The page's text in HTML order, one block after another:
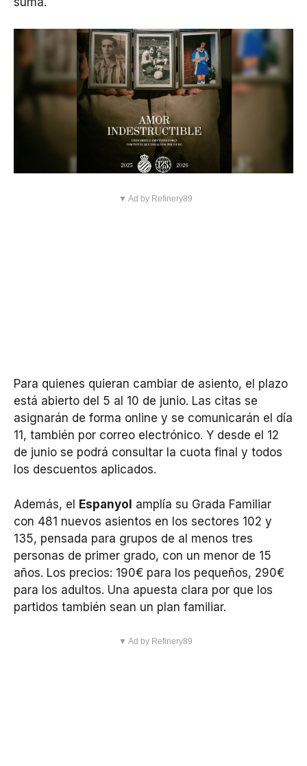
▼ Ad by Refinery89
Para quienes quieran cambiar de asiento, el plazo
está abierto del 5 al 10 de junio. Las citas se
asignarán de forma online y se comunicarán el día
11, también por correo electrónico. Y desde el 12
de junio se podrá consultar la cuota final y todos
los descuentos aplicados.
Además, el Espanyol amplía su Grada Familiar
con 481 nuevos asientos en los sectores 102 y
135, pensada para grupos de al menos tres
personas de primer grado, con un menor de 15
años. Los precios: 190€ para los pequeños, 290€
para los adultos. Una apuesta clara por que los
partidos también sean un plan familiar.
▼ Ad by Refinery89